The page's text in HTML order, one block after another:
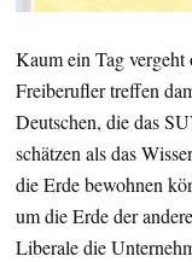
Kaum ein Tag
Freiberufler treffen
Deutschen, die das
schätzen als das
die Erde bewohnen
um die Erde der
Liberale die